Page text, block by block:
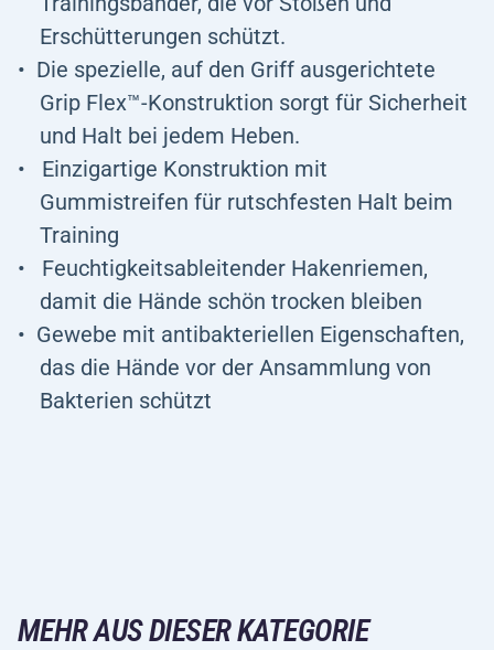
Erschütterungen schützt.
Die spezielle, auf den Griff ausgerichtete
Grip Flex™-Konstruktion sorgt für Sicherheit
und Halt bei jedem Heben.
Einzigartige Konstruktion mit
Gummistreifen für rutschfesten Halt beim
Training
Feuchtigkeitsableitender Hakenriemen,
damit die Hände schön trocken bleiben
Gewebe mit antibakteriellen Eigenschaften,
das die Hände vor der Ansammlung von
Bakterien schützt
MEHR AUS DIESER KATEGORIE